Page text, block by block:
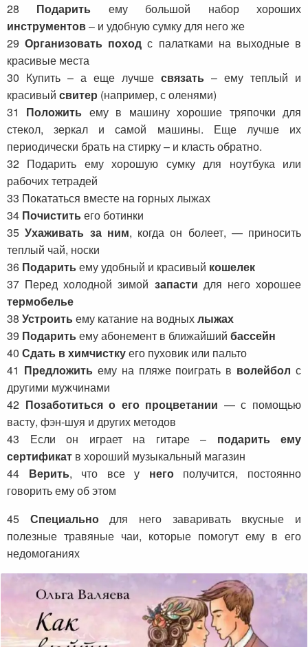
28 Подарить ему большой набор хороших
инструментов– и удобную сумку для него же
29Организовать поход с палатками на выходные в
красивые места
30 Купить – а еще лучше связать – ему теплый и
красивый свитер (например, с оленями)
31 Положить ему в машину хорошие тряпочки для
стекол, зеркал и самой машины. Еще лучше их
периодически брать на стирку – и класть обратно.
32 Подарить ему хорошую сумку для ноутбука или
рабочих тетрадей
33 Покататься вместе на горных лыжах
34 Почиститьего ботинки
35Ухаживать за ним, когда он болеет, — приносить
теплый чай, носки
36 Подаритьему удобный и красивый кошелек
37 Перед холодной зимой запасти для него хорошее
термобелье
38 Устроитьему катание на водныхлыжах
39 Подаритьему абонемент в ближайший бассейн
40 Сдать в химчисткуего пуховик или пальто
41 Предложитьему на пляже поиграть в волейбол с
другими мужчинами
42 Позаботиться о его процветании — с помощью
васту, фэн-шуя и других методов
43 Если он играет на гитаре – подарить ему
сертификат в хороший музыкальный магазин
44 Верить, что все у негополучится, постоянно
говорить ему об этом
45 Специальнодля него заваривать вкусные и
полезные травяные чаи, которые помогут ему в его
недомоганиях